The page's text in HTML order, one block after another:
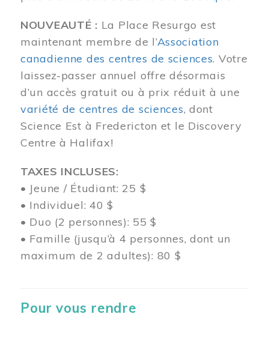
NOUVEAUTÉ : La Place Resurgo est
maintenant membre de l’Association
canadienne des centres de sciences. Votre
laissez-passer annuel offre désormais
d’un accès gratuit ou à prix réduit à une
variété de centres de sciences, dont
Science Est à Fredericton et le Discovery
Centre à Halifax!
TAXES INCLUSES:
• Jeune / Étudiant: 25 $
• Individuel: 40 $
• Duo (2 personnes): 55 $
• Famille (jusqu’à 4 personnes, dont un
maximum de 2 adultes): 80 $
Pour vous rendre